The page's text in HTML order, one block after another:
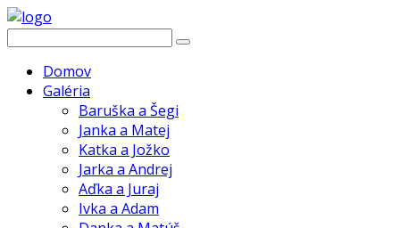
Domov
Galéria
Baruška a Šegi
Janka a Matej
Katka a Jožko
Jarka a Andrej
Aďka a Juraj
Ivka a Adam